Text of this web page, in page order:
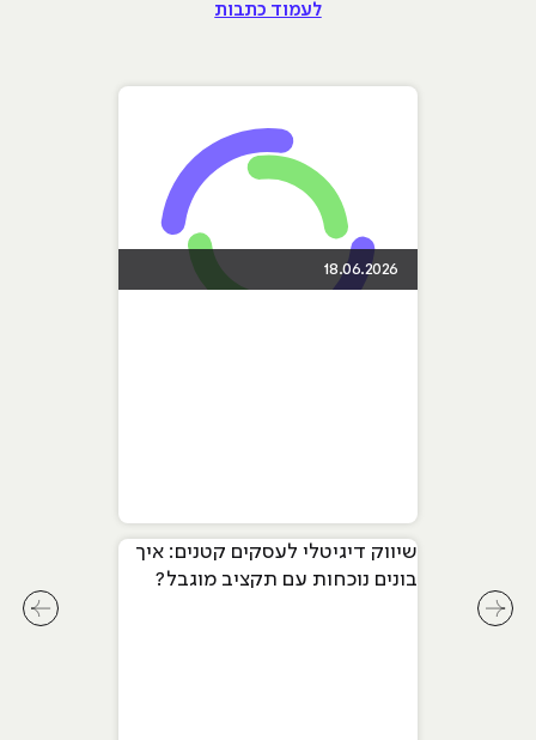
לעמוד כתבות
18.06.2026
שיווק דיגיטלי לעסקים קטנים: איך
בונים נוכחות עם תקציב מוגבל?
לחץ לחץ לשיקופית קודמת בסליידר מאמרים